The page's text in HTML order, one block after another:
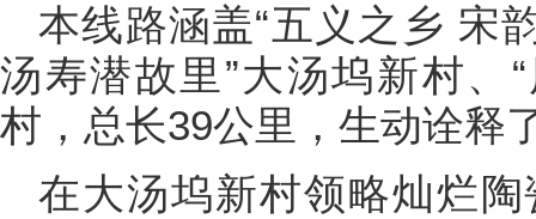
本线路涵盖“五义之乡 宋
汤寿潜故里”大汤坞新村、
村，总长39公里，生动诠释
在大汤坞新村领略灿烂